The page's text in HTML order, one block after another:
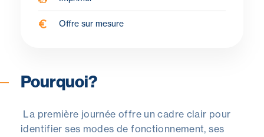
Offre sur mesure
Pourquoi? Objectifs Pour qui ?
Pourquoi?
La première journée offre un cadre clair pour
identifier ses modes de fonctionnement, ses